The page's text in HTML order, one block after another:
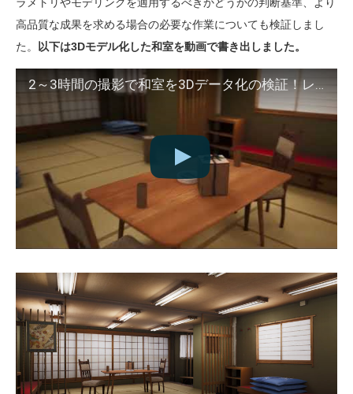
高品質な成果を求める場合の必要な作業についても検証しまし
た。
以下は3Dモデル化した和室を動画で書き出しました。
2～3時間の撮影で和室を3Dデータ化の検証！レーザースキャンは約6地点、写真は約500枚です。照明は部屋にある蛍光灯や自然光のみ